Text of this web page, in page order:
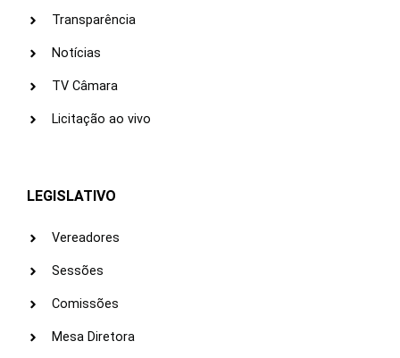
Transparência
Notícias
TV Câmara
Licitação ao vivo
LEGISLATIVO
Vereadores
Sessões
Comissões
Mesa Diretora